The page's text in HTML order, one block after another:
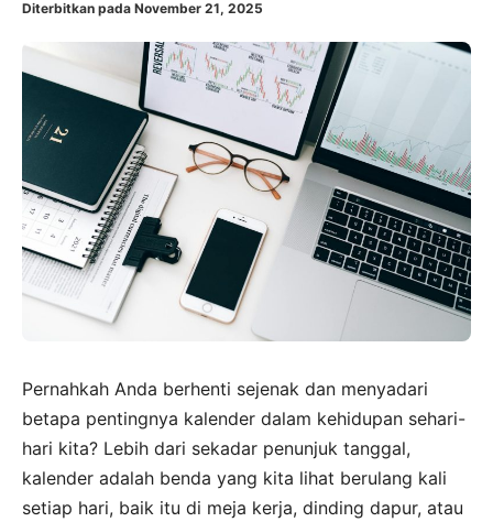
Diterbitkan pada November 21, 2025
Pernahkah Anda berhenti sejenak dan menyadari
betapa pentingnya kalender dalam kehidupan sehari-
hari kita? Lebih dari sekadar penunjuk tanggal,
kalender adalah benda yang kita lihat berulang kali
setiap hari, baik itu di meja kerja, dinding dapur, atau